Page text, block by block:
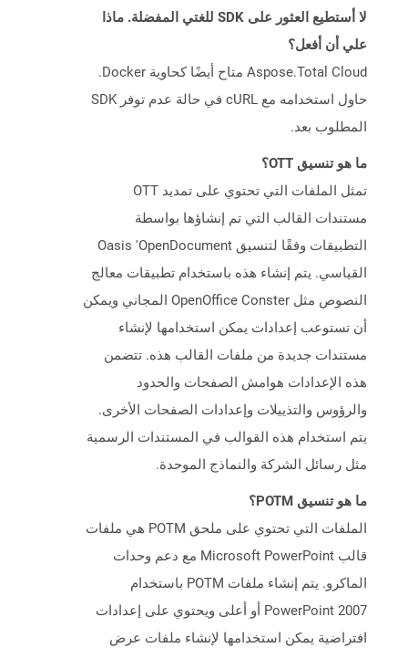
لا أستطيع العثور على SDK للغتي المفضلة. ماذا
علي أن أفعل؟
Aspose.Total Cloud متاح أيضًا كحاوية Docker.
حاول استخدامه مع cURL في حالة عدم توفر SDK
المطلوب بعد.
ما هو تنسيق OTT؟
تمثل الملفات التي تحتوي على تمديد OTT
مستندات القالب التي تم إنشاؤها بواسطة
التطبيقات وفقًا لتنسيق Oasis 'OpenDocument
القياسي. يتم إنشاء هذه باستخدام تطبيقات معالج
النصوص مثل OpenOffice Conster المجاني ويمكن
أن تستوعب إعدادات يمكن استخدامها لإنشاء
مستندات جديدة من ملفات القالب هذه. تتضمن
هذه الإعدادات هوامش الصفحات والحدود
والرؤوس والتذييلات وإعدادات الصفحات الأخرى.
يتم استخدام هذه القوالب في المستندات الرسمية
مثل رسائل الشركة والنماذج الموحدة.
ما هو تنسيق POTM؟
الملفات التي تحتوي على ملحق POTM هي ملفات
قالب Microsoft PowerPoint مع دعم وحدات
الماكرو. يتم إنشاء ملفات POTM باستخدام
PowerPoint 2007 أو أعلى ويحتوي على إعدادات
افتراضية يمكن استخدامها لإنشاء ملفات عرض